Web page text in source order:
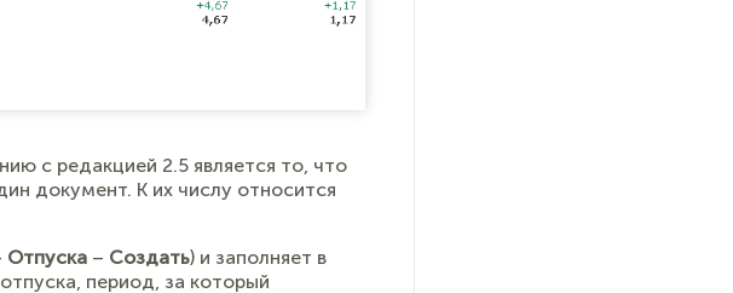
с редакцией 2.5 является то, что
документ. К их числу относится
Отпуска– Создать) и заполняет в
период, за который